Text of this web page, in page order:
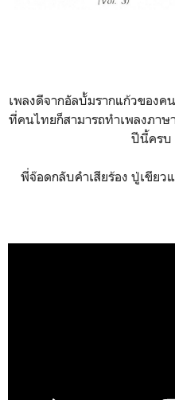
เพลงดีจากอัลบั้มรากแก้วของค
ที่คนไทยก็สามารถทำเพลงภา
ปีนี้ครบ
พี่จ๊อดกลับคำเสียร้อง ปู่เขียว